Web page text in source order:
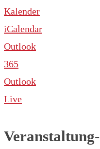
Kalender
iCalendar
Outlook
365
Outlook
Live
Veranstaltung-